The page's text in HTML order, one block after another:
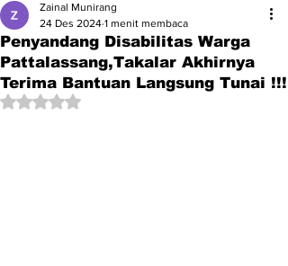
Penyandang Disabilitas Warga
Pattalassang,Takalar Akhirnya
Terima Bantuan Langsung Tunai !!!
Zainal Munirang
24 Des 2024 1 menit membaca
Dinilai NaN dari 5 bintang.